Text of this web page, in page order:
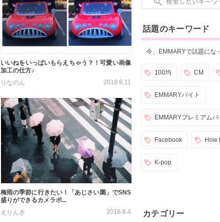
いいねをいっぱいもらえちゃう？！可愛い画像
加工の仕方♪
りなのん
2016.6.11
梅雨の季節に行きたい！「あじさい園」でSNS
盛りができるカメラポ...
えりんぎ
2016.6.4
話題のキーワード
今、EMMARYで話題にな
100均 CM
EMMARYバイト
EMMARYプレミアムバ
Facebook How
K-pop
カテゴリー